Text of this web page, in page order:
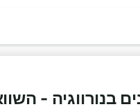
- השוואת